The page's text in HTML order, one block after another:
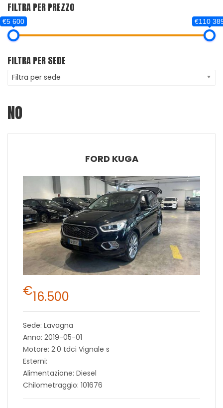
FILTRA PER PREZZO
€5 600 €110
FILTRA PER SEDE
Filtra per sede
NO
FORD KUGA
€16.500
Sede: Lavagna
Anno: 2019-05-01
Motore: 2.0 tdci Vignale s
Esterni:
Alimentazione: Diesel
Chilometraggio: 101676